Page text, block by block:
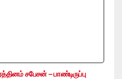
சபேசன் – பாண்டிருப்பு